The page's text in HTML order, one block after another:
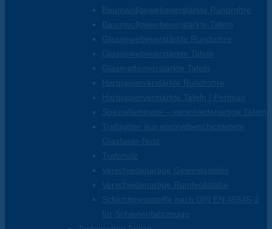
Baumwollgewebeverstärkte Rundrohre
Baumwollgewebeverstärkte Tafeln
Glasgewebeverstärkte Rundrohre
Glasgewebeverstärkte Tafeln
Glasmattenverstärkte Tafeln
Hartpapierverstärkte Rundrohre
Hartpapierverstärkte Tafeln | Pertinax
Speziallaminate – verschiedenartige Tafeln
Trafogitter aus epoxydbeschichtetem
Glasfaser-Netz
Trafoholz
Verschiedenartige Gewindestäbe
Verschiedenartige Rundvollstäbe
Schichtpressstoffe nach DIN EN 45545-2
für Schienenfahrzeuge